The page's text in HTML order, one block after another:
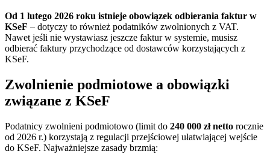
Od 1 lutego 2026 roku istnieje obowiązek odbierania faktur w
KSeF – dotyczy to również podatników zwolnionych z VAT.
Nawet jeśli nie wystawiasz jeszcze faktur w systemie, musisz
odbierać faktury przychodzące od dostawców korzystających z
KSeF.
Zwolnienie podmiotowe a obowiązki
związane z KSeF
Podatnicy zwolnieni podmiotowo (limit do 240 000 zł netto rocznie
od 2026 r.) korzystają z regulacji przejściowej ułatwiającej wejście
do KSeF. Najważniejsze zasady brzmią: